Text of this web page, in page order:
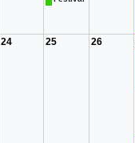
24 25 26